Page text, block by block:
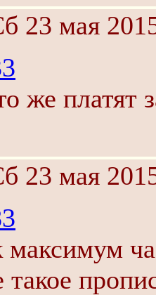
23 мая
же платят
23 мая
такое